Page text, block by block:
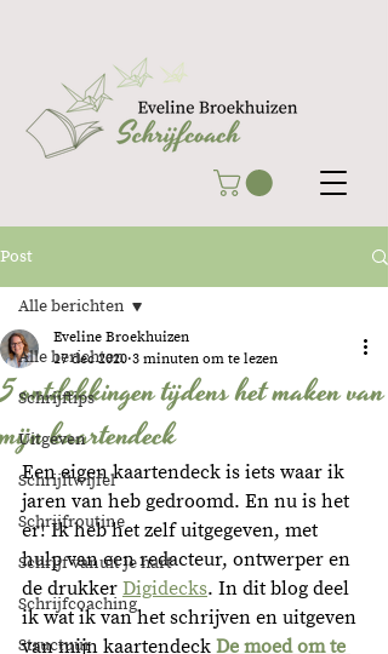
Post
Alle berichten
Schrijftips
Uitgeven
Schrijftwijfel
Schrijfroutine
Schrijf vanuit je hart
Schrijfcoaching
Structuur
Alle berichten
5 ontdekkingen tijdens het maken van
mijn kaartendeck
Eveline Broekhuizen
17 dec 2020 3 minuten om te lezen
Een eigen kaartendeck is iets waar ik
jaren van heb gedroomd. En nu is het
er! Ik heb het zelf uitgegeven, met
hulp van een redacteur, ontwerper en
de drukker Digidecks. In dit blog deel
ik wat ik van het schrijven en uitgeven
van mijn kaartendeck De moed om te